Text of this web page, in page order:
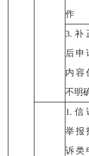
作
3.补
后申
内容
不明
1.信
举报
诉类